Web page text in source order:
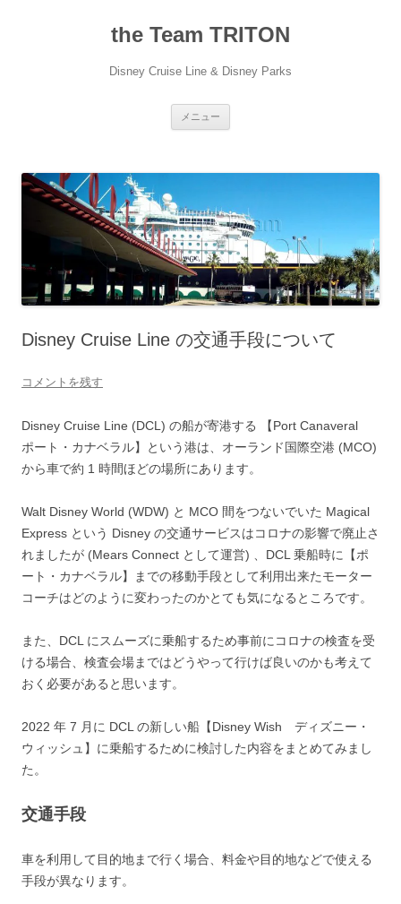
the Team TRITON
Disney Cruise Line & Disney Parks
メニュー
Disney Cruise Line の交通手段について
コメントを残す
Disney Cruise Line (DCL) の船が寄港する 【Port Canaveral
ポート・カナベラル】という港は、オーランド国際空港 (MCO)
から車で約 1 時間ほどの場所にあります。
Walt Disney World (WDW) と MCO 間をつないでいた Magical
Express という Disney の交通サービスはコロナの影響で廃止さ
れましたが (Mears Connect として運営) 、DCL 乗船時に【ポ
ート・カナベラル】までの移動手段として利用出来たモーター
コーチはどのように変わったのかとても気になるところです。
また、DCL にスムーズに乗船するため事前にコロナの検査を受
ける場合、検査会場まではどうやって行けば良いのかも考えて
おく必要があると思います。
2022 年 7 月に DCL の新しい船【Disney Wish ディズニー・
ウィッシュ】に乗船するために検討した内容をまとめてみまし
た。
交通手段
車を利用して目的地まで行く場合、料金や目的地などで使える
手段が異なります。